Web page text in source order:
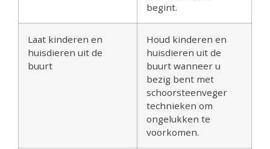
begint.
Laat kinderen en
huisdieren uit de
buurt
Houd kinderen en
huisdieren uit de
buurt wanneer u
bezig bent met
schoorsteenveger
technieken om
ongelukken te
voorkomen.